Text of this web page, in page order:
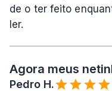
de o ter feito
ler.
Agora meus
Pedro H.